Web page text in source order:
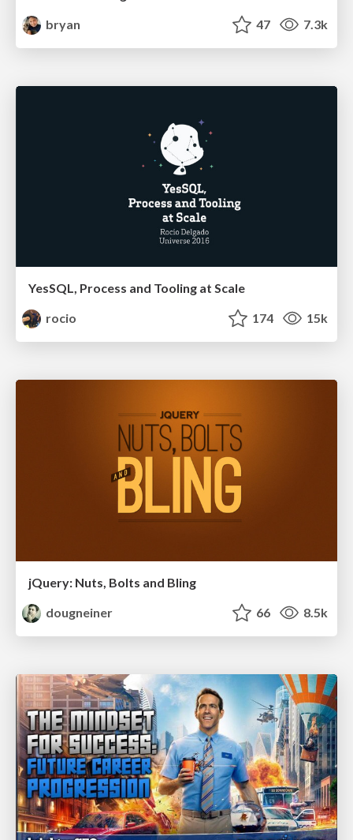
bryan
47 7.3k
YesSQL, Process and Tooling at Scale
rocio
174 15k
jQuery: Nuts, Bolts and Bling
dougneiner
66 8.5k